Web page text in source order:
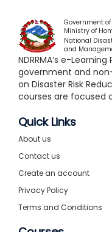
Government
Ministry of
National
and
NDRRMA’s e-
government and
on Disaster Risk
courses are focused
Quick Links
About us
Contact us
Create an account
Privacy Policy
Terms and Conditions